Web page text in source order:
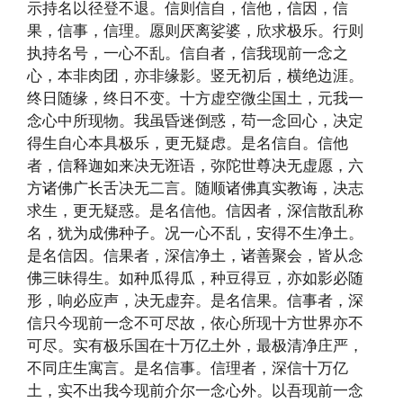
示持名以径登不退。信则信自，信他，信因，信
果，信事，信理。愿则厌离娑婆，欣求极乐。行则
执持名号，一心不乱。信自者，信我现前一念之
心，本非肉团，亦非缘影。竖无初后，横绝边涯。
终日随缘，终日不变。十方虚空微尘国土，元我一
念心中所现物。我虽昏迷倒惑，苟一念回心，决定
得生自心本具极乐，更无疑虑。是名信自。信他
者，信释迦如来决无诳语，弥陀世尊决无虚愿，六
方诸佛广长舌决无二言。随顺诸佛真实教诲，决志
求生，更无疑惑。是名信他。信因者，深信散乱称
名，犹为成佛种子。况一心不乱，安得不生净土。
是名信因。信果者，深信净土，诸善聚会，皆从念
佛三昧得生。如种瓜得瓜，种豆得豆，亦如影必随
形，响必应声，决无虚弃。是名信果。信事者，深
信只今现前一念不可尽故，依心所现十方世界亦不
可尽。实有极乐国在十万亿土外，最极清净庄严，
不同庄生寓言。是名信事。信理者，深信十万亿
土，实不出我今现前介尔一念心外。以吾现前一念